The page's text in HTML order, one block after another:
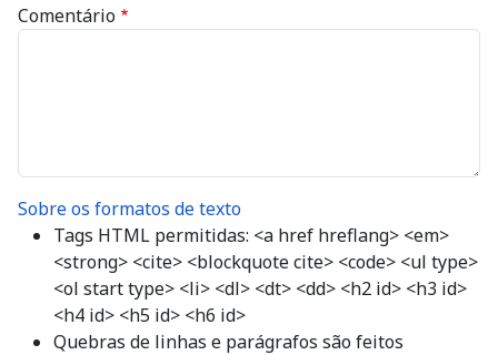
Comentário
Sobre os formatos de texto
Tags HTML permitidas: <a href hreflang> <em>
<strong> <cite> <blockquote cite> <code> <ul type>
<ol start type> <li> <dl> <dt> <dd> <h2 id> <h3 id>
<h4 id> <h5 id> <h6 id>
Quebras de linhas e parágrafos são feitos